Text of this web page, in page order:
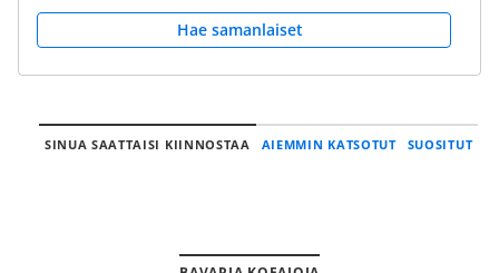
Hae samanlaiset
SINUA SAATTAISI KIINNOSTAA AIEMMIN KATSOTUT SUOSITUT